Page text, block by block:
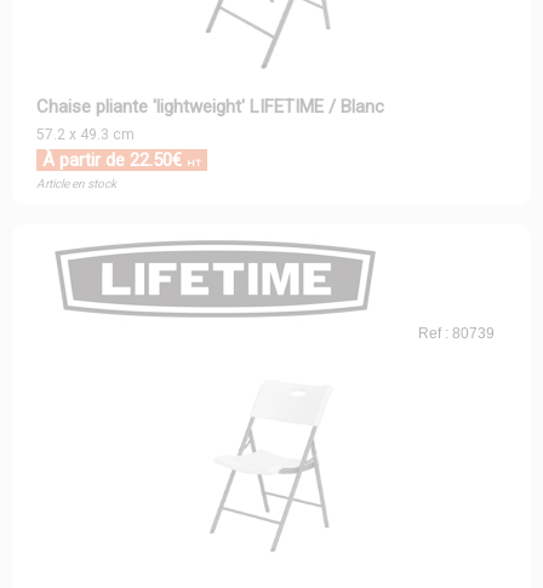
Chaise pliante 'lightweight' LIFETIME / Blanc
57.2 x 49.3 cm
À partir de 22.50€ HT
Article en stock
Ref : 80739